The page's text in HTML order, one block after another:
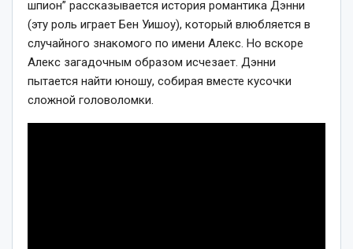
шпион” рассказывается история романтика Дэнни
(эту роль играет Бен Уишоу), который влюбляется в
случайного знакомого по имени Алекс. Но вскоре
Алекс загадочным образом исчезает. Дэнни
пытается найти юношу, собирая вместе кусочки
сложной головоломки.